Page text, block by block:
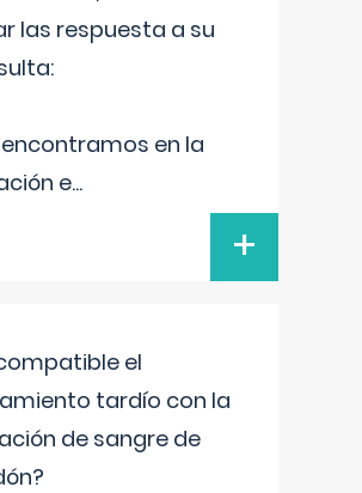
las respuesta a su
encontramos en la
e...
+
el
tardío con la
de sangre de